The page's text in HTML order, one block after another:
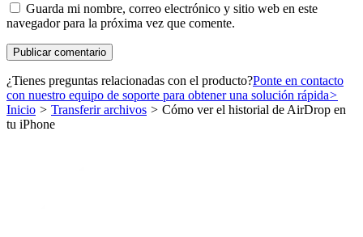
Guarda mi nombre, correo electrónico y sitio web en este
navegador para la próxima vez que comente.
¿Tienes preguntas relacionadas con el producto?Ponte en contacto
con nuestro equipo de soporte para obtener una solución rápida>
Inicio > Transferir archivos > Cómo ver el historial de AirDrop en
tu iPhone